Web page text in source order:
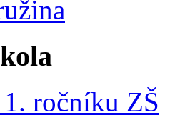
ročníku ZŠ